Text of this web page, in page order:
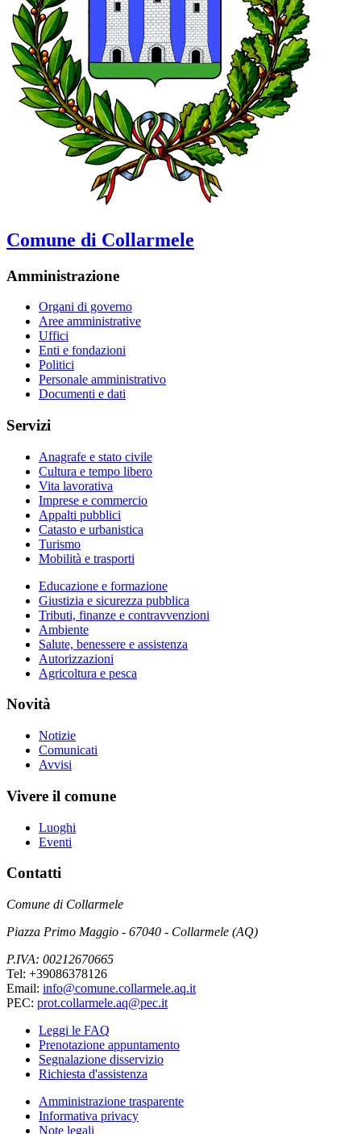
Comune di Collarmele
Amministrazione
Organi di governo
Aree amministrative
Uffici
Enti e fondazioni
Politici
Personale amministrativo
Documenti e dati
Servizi
Anagrafe e stato civile
Cultura e tempo libero
Vita lavorativa
Imprese e commercio
Appalti pubblici
Catasto e urbanistica
Turismo
Mobilità e trasporti
Educazione e formazione
Giustizia e sicurezza pubblica
Tributi, finanze e contravvenzioni
Ambiente
Salute, benessere e assistenza
Autorizzazioni
Agricoltura e pesca
Novità
Notizie
Comunicati
Avvisi
Vivere il comune
Luoghi
Eventi
Contatti
Comune di Collarmele
Piazza Primo Maggio - 67040 - Collarmele (AQ)
P.IVA: 00212670665
Tel: +39086378126
Email: info@comune.collarmele.aq.it
PEC: prot.collarmele.aq@pec.it
Leggi le FAQ
Prenotazione appuntamento
Segnalazione disservizio
Richiesta d'assistenza
Amministrazione trasparente
Informativa privacy
Note legali